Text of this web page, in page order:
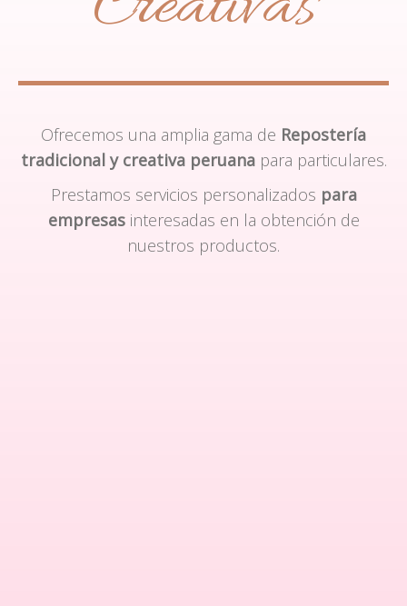
Ofrecemos una amplia gama de Repostería
tradicional y creativa peruanapara particulares.
Prestamos servicios personalizados para
empresasinteresadas en la obtención de
nuestros productos.